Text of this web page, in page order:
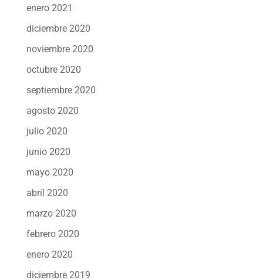
enero 2021
diciembre 2020
noviembre 2020
octubre 2020
septiembre 2020
agosto 2020
julio 2020
junio 2020
mayo 2020
abril 2020
marzo 2020
febrero 2020
enero 2020
diciembre 2019